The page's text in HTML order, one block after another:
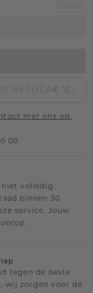
REPLICA€ 15,-
met ons op.
00
niet volledig
binnen 30
service. Jouw
tegen de beste
wij zorgen voor de